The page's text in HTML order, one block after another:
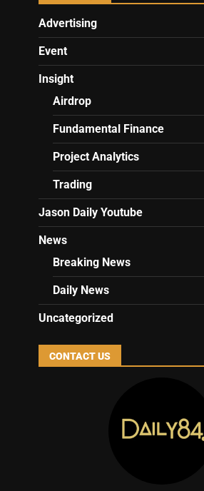
Advertising
Event
Insight
Airdrop
Fundamental Finance
Project Analytics
Trading
Jason Daily Youtube
News
Breaking News
Daily News
Uncategorized
CONTACT US